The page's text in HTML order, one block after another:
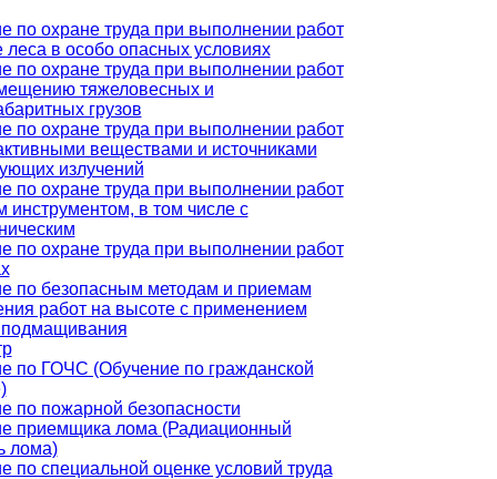
по охране труда при выполнении работ
леса в особо опасных условиях
по охране труда при выполнении работ
тяжеловесных и
грузов
по охране труда при выполнении работ
веществами и источниками
излучений
по охране труда при выполнении работ
инструментом, в том числе с
по охране труда при выполнении работ
по безопасным методам и приемам
работ на высоте с применением
подмащивания
по ГОЧС (Обучение по гражданской
по пожарной безопасности
приемщика лома (Радиационный
лома)
по специальной оценке условий труда